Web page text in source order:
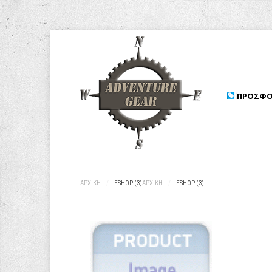
ΑΡΧΙΚΉ ESHOP (3)ΑΡΧΙΚΉ ESHOP (3)